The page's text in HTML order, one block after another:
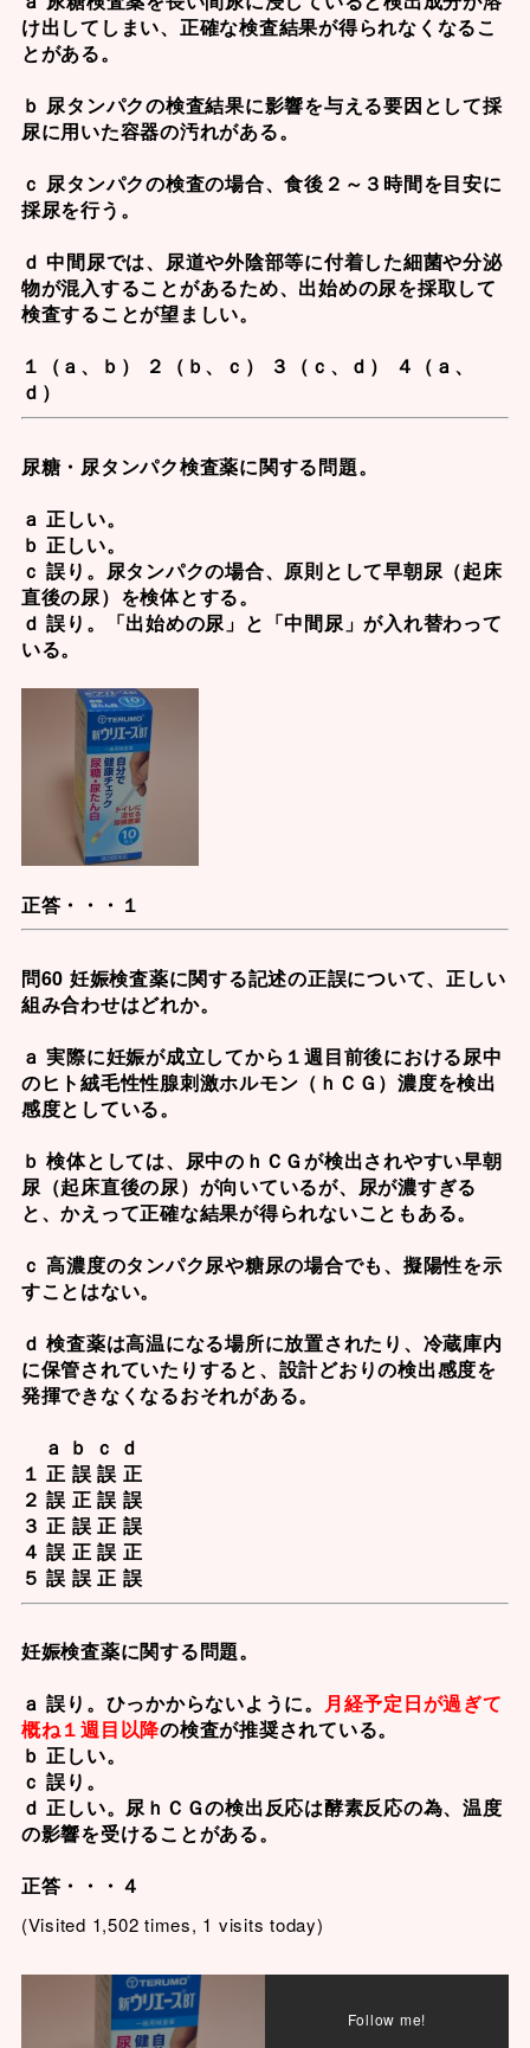
け出してしまい、正確な検査結果が得られなくなるこ
とがある。
ｂ 尿タンパクの検査結果に影響を与える要因として採
尿に用いた容器の汚れがある。
ｃ 尿タンパクの検査の場合、食後２～３時間を目安に
採尿を行う。
ｄ 中間尿では、尿道や外陰部等に付着した細菌や分泌
物が混入することがあるため、出始めの尿を採取して
検査することが望ましい。
１（ａ、ｂ） ２（ｂ、ｃ） ３（ｃ、ｄ） ４（ａ、
ｄ）
尿糖・尿タンパク検査薬に関する問題。
ａ 正しい。
ｂ 正しい。
ｃ 誤り。尿タンパクの場合、原則として早朝尿（起床
直後の尿）を検体とする。
ｄ 誤り。「出始めの尿」と「中間尿」が入れ替わって
いる。
正答・・・１
問60 妊娠検査薬に関する記述の正誤について、正しい
組み合わせはどれか。
ａ 実際に妊娠が成立してから１週目前後における尿中
のヒト絨毛性性腺刺激ホルモン（ｈＣＧ）濃度を検出
感度としている。
ｂ 検体としては、尿中のｈＣＧが検出されやすい早朝
尿（起床直後の尿）が向いているが、尿が濃すぎる
と、かえって正確な結果が得られないこともある。
ｃ 高濃度のタンパク尿や糖尿の場合でも、擬陽性を示
すことはない。
ｄ 検査薬は高温になる場所に放置されたり、冷蔵庫内
に保管されていたりすると、設計どおりの検出感度を
発揮できなくなるおそれがある。
ａ ｂ ｃ ｄ
１ 正 誤 誤 正
２ 誤 正 誤 誤
３ 正 誤 正 誤
４ 誤 正 誤 正
５ 誤 誤 正 誤
妊娠検査薬に関する問題。
ａ 誤り。ひっかからないように。 月経予定日が過ぎて
概ね１週目以降の検査が推奨されている。
ｂ 正しい。
ｃ 誤り。
ｄ 正しい。尿ｈＣＧの検出反応は酵素反応の為、温度
の影響を受けることがある。
正答・・・４
(Visited 1,502 times, 1 visits today)
Follow me!